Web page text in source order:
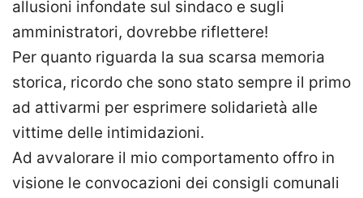
allusioni infondate sul sindaco e sugli
amministratori, dovrebbe riflettere!
Per quanto riguarda la sua scarsa memoria
storica, ricordo che sono stato sempre il primo
ad attivarmi per esprimere solidarietà alle
vittime delle intimidazioni.
Ad avvalorare il mio comportamento offro in
visione le convocazioni dei consigli comunali